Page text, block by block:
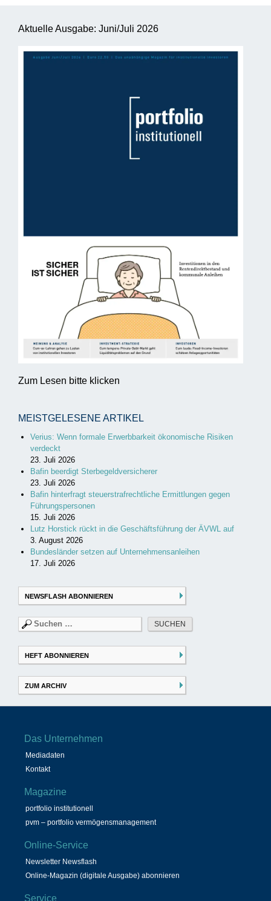
Aktuelle Ausgabe: Juni/Juli 2026
Zum Lesen bitte klicken
MEISTGELESENE ARTIKEL
Verius: Wenn formale Erwerbbarkeit ökonomische Risiken
verdeckt
23. Juli 2026
Bafin beerdigt Sterbegeldversicherer
23. Juli 2026
Bafin hinterfragt steuerstrafrechtliche Ermittlungen gegen
Führungspersonen
15. Juli 2026
Lutz Horstick rückt in die Geschäftsführung der ÄVWL auf
3. August 2026
Bundesländer setzen auf Unternehmensanleihen
17. Juli 2026
NEWSFLASH ABONNIEREN
Suchen
nach:
HEFT ABONNIEREN
ZUM ARCHIV
Das Unternehmen
Mediadaten
Kontakt
Magazine
portfolio institutionell
pvm – portfolio vermögensmanagement
Online-Service
Newsletter Newsflash
Online-Magazin (digitale Ausgabe) abonnieren
Service